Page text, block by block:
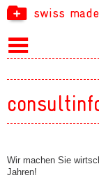
swiss
Wir machen Sie
Jahren!